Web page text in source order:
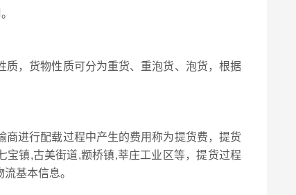
，货物性质可分为重货、重泡货、泡货，根据
进行配载过程中产生的费用称为提货费，提货
宝镇,古美街道,颛桥镇,莘庄工业区等，提货过程
基本信息。